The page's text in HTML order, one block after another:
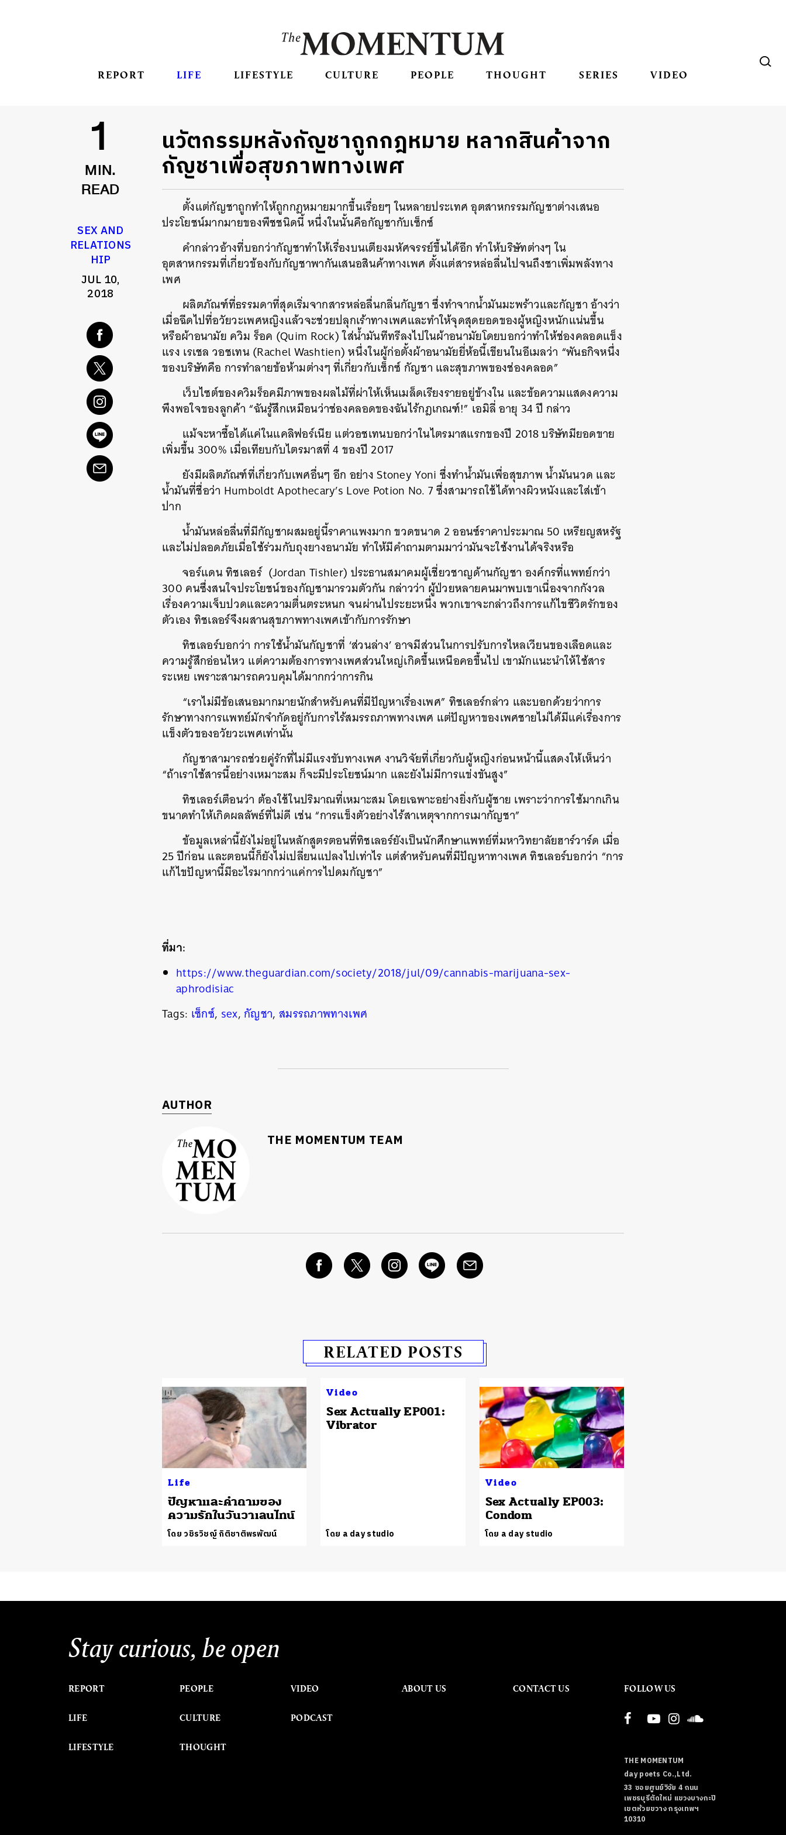
REPORT LIFE LIFESTYLE CULTURE PEOPLE THOUGHT SERIES VIDEO
1
MIN.
READ
SEX AND
RELATIONS
HIP
JUL 10,
2018
นวัตกรรมหลังกัญชาถูกกฎหมาย หลากสินค้าจาก
กัญชาเพื่อสุขภาพทางเพศ
ตั้งแต่กัญชาถูกทำให้ถูกกฎหมายมากขึ้นเรื่อยๆ ในหลายประเทศ อุตสาหกรรมกัญชาต่างเสนอ
ประโยชน์มากมายของพืชชนิดนี้ หนึ่งในนั้นคือกัญชากับเซ็กซ์
คำกล่าวอ้างที่บอกว่ากัญชาทำให้เรื่องบนเตียงมหัศจรรย์ขึ้นได้อีก ทำให้บริษัทต่างๆ ใน
อุตสาหกรรมที่เกี่ยวข้องกับกัญชาพากันเสนอสินค้าทางเพศ ตั้งแต่สารหล่อลื่นไปจนถึงชาเพิ่มพลังทาง
เพศ
ผลิตภัณฑ์ที่ธรรมดาที่สุดเริ่มจากสารหล่อลื่นกลิ่นกัญชา ซึ่งทำจากน้ำมันมะพร้าวและกัญชา อ้างว่า
เมื่อฉีดไปที่อวัยวะเพศหญิงแล้วจะช่วยปลุกเร้าทางเพศและทำให้จุดสุดยอดของผู้หญิงหนักแน่นขึ้น
หรือผ้าอนามัย ควิม ร็อค (Quim Rock) ใส่น้ำมันทีทรีลงไปในผ้าอนามัยโดยบอกว่าทำให้ช่องคลอดแข็ง
แรง เรเชล วอชเทน (Rachel Washtien) หนึ่งในผู้ก่อตั้งผ้าอนามัยยี่ห้อนี้เขียนในอีเมลว่า “พันธกิจหนึ่ง
ของบริษัทคือ การทำลายข้อห้ามต่างๆ ที่เกี่ยวกับเซ็กซ์ กัญชา และสุขภาพของช่องคลอด”
เว็บไซต์ของควิมร็อคมีภาพของผลไม้ที่ผ่าให้เห็นเมล็ดเรียงรายอยู่ข้างใน และข้อความแสดงความ
พึงพอใจของลูกค้า “ฉันรู้สึกเหมือนว่าช่องคลอดของฉันไร้กฎเกณฑ์!” เอมิลี่ อายุ 34 ปี กล่าว
แม้จะหาซื้อได้แค่ในแคลิฟอร์เนีย แต่วอชเทนบอกว่าในไตรมาสแรกของปี 2018 บริษัทมียอดขาย
เพิ่มขึ้น 300% เมื่อเทียบกับไตรมาสที่ 4 ของปี 2017
ยังมีผลิตภัณฑ์ที่เกี่ยวกับเพศอื่นๆ อีก อย่าง Stoney Yoni ซึ่งทำน้ำมันเพื่อสุขภาพ น้ำมันนวด และ
น้ำมันที่ชื่อว่า Humboldt Apothecary’s Love Potion No. 7 ซึ่งสามารถใช้ได้ทางผิวหนังและใส่เข้า
ปาก
น้ำมันหล่อลื่นที่มีกัญชาผสมอยู่นี้ราคาแพงมาก ขวดขนาด 2 ออนซ์ราคาประมาณ 50 เหรียญสหรัฐ
และไม่ปลอดภัยเมื่อใช้ร่วมกับถุงยางอนามัย ทำให้มีคำถามตามมาว่ามันจะใช้งานได้จริงหรือ
จอร์แดน ทิชเลอร์ (Jordan Tishler) ประธานสมาคมผู้เชี่ยวชาญด้านกัญชา องค์กรที่แพทย์กว่า
300 คนซึ่งสนใจประโยชน์ของกัญชามารวมตัวกัน กล่าวว่า ผู้ป่วยหลายคนมาพบเขาเนื่องจากกังวล
เรื่องความเจ็บปวดและความตื่นตระหนก จนผ่านไประยะหนึ่ง พวกเขาจะกล่าวถึงการแก้ไขชีวิตรักของ
ตัวเอง ทิชเลอร์จึงผสานสุขภาพทางเพศเข้ากับการรักษา
ทิชเลอร์บอกว่า การใช้น้ำมันกัญชาที่ ‘ส่วนล่าง’ อาจมีส่วนในการปรับการไหลเวียนของเลือดและ
ความรู้สึกอ่อนไหว แต่ความต้องการทางเพศส่วนใหญ่เกิดขึ้นเหนือคอขึ้นไป เขามักแนะนำให้ใช้สาร
ระเหย เพราะสามารถควบคุมได้มากกว่าการกิน
“เราไม่มีข้อเสนอมากมายนักสำหรับคนที่มีปัญหาเรื่องเพศ” ทิชเลอร์กล่าว และบอกด้วยว่าการ
รักษาทางการแพทย์มักจำกัดอยู่กับการไร้สมรรถภาพทางเพศ แต่ปัญหาของเพศชายไม่ได้มีแค่เรื่องการ
แข็งตัวของอวัยวะเพศเท่านั้น
กัญชาสามารถช่วยคู่รักที่ไม่มีแรงขับทางเพศ งานวิจัยที่เกี่ยวกับผู้หญิงก่อนหน้านี้แสดงให้เห็นว่า
“ถ้าเราใช้สารนี้อย่างเหมาะสม ก็จะมีประโยชน์มาก และยังไม่มีการแข่งขันสูง”
ทิชเลอร์เตือนว่า ต้องใช้ในปริมาณที่เหมาะสม โดยเฉพาะอย่างยิ่งกับผู้ชาย เพราะว่าการใช้มากเกิน
ขนาดทำให้เกิดผลลัพธ์ที่ไม่ดี เช่น “การแข็งตัวอย่างไร้สาเหตุจากการเมากัญชา”
ข้อมูลเหล่านี้ยังไม่อยู่ในหลักสูตรตอนที่ทิชเลอร์ยังเป็นนักศึกษาแพทย์ที่มหาวิทยาลัยฮาร์วาร์ด เมื่อ
25 ปีก่อน และตอนนี้ก็ยังไม่เปลี่ยนแปลงไปเท่าไร แต่สำหรับคนที่มีปัญหาทางเพศ ทิชเลอร์บอกว่า “การ
แก้ไขปัญหานี้มีอะไรมากกว่าแค่การไปดมกัญชา”
ที่มา:
https://www.theguardian.com/society/2018/jul/09/cannabis-marijuana-sex-
aphrodisiac
Tags: เซ็กซ์, sex,กัญชา, สมรรถภาพทางเพศ
AUTHOR
THE MOMENTUM TEAM
RELATED POSTS
Life
ปัญหาและคำถามของ
ความรักในวันวาเลนไทน์
โดย วชิรวิชญ์ กิติชาติพรพัฒน์
Video
Sex Actually EP001:
Vibrator
โดย a day studio
Video
Sex Actually EP003:
Condom
โดย a day studio
Stay curious, be open
REPORT
LIFE
LIFESTYLE
PEOPLE
CULTURE
THOUGHT
VIDEO
PODCAST
ABOUT US CONTACT US FOLLOW US
THE MOMENTUM
day poets Co.,Ltd.
33 ซอยศูนย์วิจัย 4 ถนน
เพชรบุรีตัดใหม่ แขวงบางกะปิ
เขตห้วยขวาง กรุงเทพฯ
10310
SHARE TWEET LINE EMAIL